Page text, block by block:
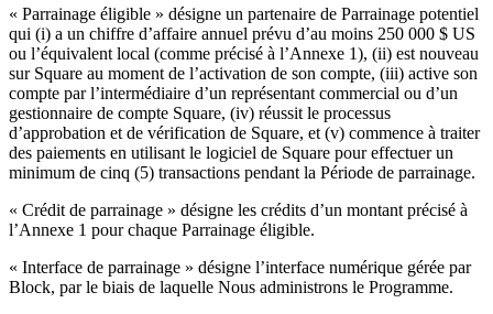
Square Stand
Square Kiosk
Square Handheld
Square Reader
Accessoires
Kits de matériel
Ressources
« Parrainage éligible » désigne un partenaire de Parrainage potentiel
qui (i) a un chiffre d’affaire annuel prévu d’au moins 250 000 $ US
ou l’équivalent local (comme précisé à l’Annexe 1), (ii) est nouveau
sur Square au moment de l’activation de son compte, (iii) active son
compte par l’intermédiaire d’un représentant commercial ou d’un
gestionnaire de compte Square, (iv) réussit le processus
d’approbation et de vérification de Square, et (v) commence à traiter
des paiements en utilisant le logiciel de Square pour effectuer un
minimum de cinq (5) transactions pendant la Période de parrainage.
« Crédit de parrainage » désigne les crédits d’un montant précisé à
l’Annexe 1 pour chaque Parrainage éligible.
« Interface de parrainage » désigne l’interface numérique gérée par
Block, par le biais de laquelle Nous administrons le Programme.